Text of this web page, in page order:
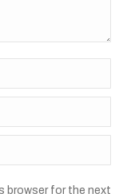
browser for the next